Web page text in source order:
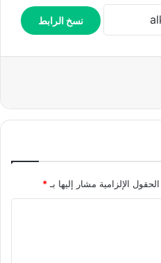
نسخ الرابط
الحقول الإلزامية مشار إليها بـ *